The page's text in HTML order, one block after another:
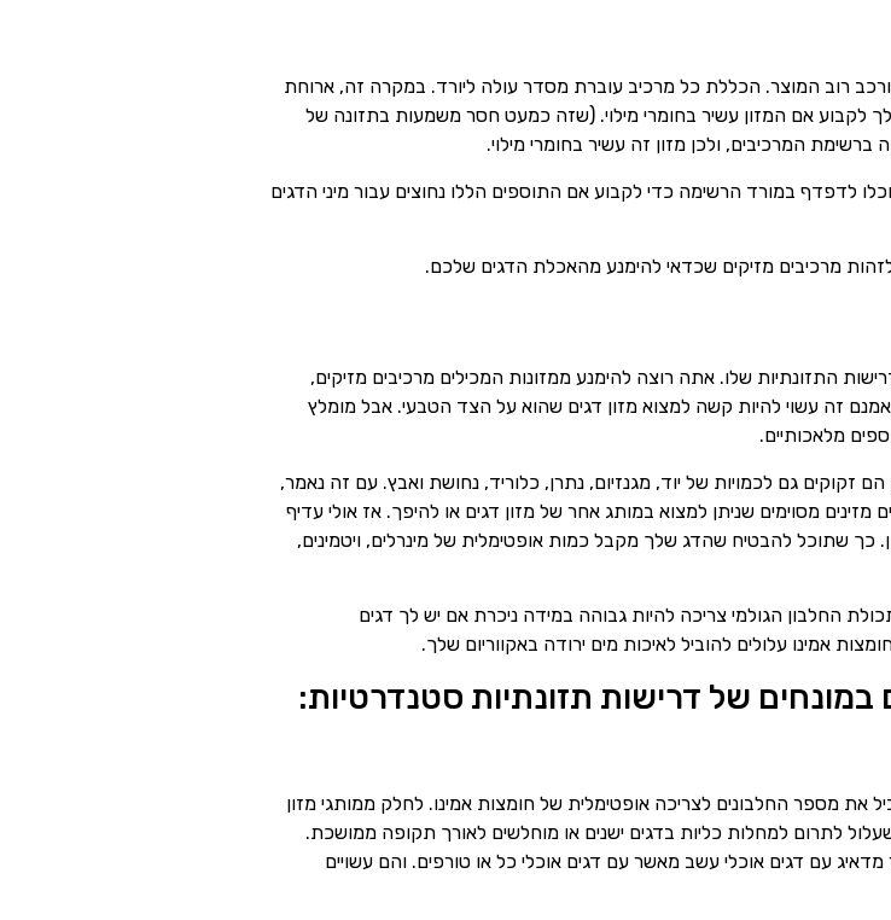
רוב המוצר. הכללת כל מרכיב עוברת מסדר עולה ליורד. במקרה זה, ארוחת
לקבוע אם המזון עשיר בחומרי מילוי. (שזה כמעט חסר משמעות בתזונה של
המרכיבים, ולכן מזון זה עשיר בחומרי מילוי.
לדפדף במורד הרשימה כדי לקבוע אם התוספים הללו נחוצים עבור מיני הדגים
מרכיבים מזיקים שכדאי להימנע מהאכלת הדגים שלכם.
התזונתיות שלו. אתה רוצה להימנע ממזונות המכילים מרכיבים מזיקים,
אמנם זה עשוי להיות קשה למצוא מזון דגים שהוא על הצד הטבעי. אבל מומלץ
מלאכותיים.
הם זקוקים גם לכמויות של יוד, מגנזיום, נתרן, כלוריד, נחושת ואבץ. עם זה נאמר,
מסוימים שניתן למצוא במותג אחר של מזון דגים או להיפך. אז אולי עדיף
כך שתוכל להבטיח שהדג שלך מקבל כמות אופטימלית של מינרלים, ויטמינים,
החלבון הגולמי צריכה להיות גבוהה במידה ניכרת אם יש לך דגים
אמינו עלולים להוביל לאיכות מים ירודה באקווריום שלך.
של דרישות תזונתיות סטנדרטיות:
את מספר החלבונים לצריכה אופטימלית של חומצות אמינו. לחלק ממותגי מזון
לתרום למחלות כליות בדגים ישנים או מוחלשים לאורך תקופה ממושכת.
עם דגים אוכלי עשב מאשר עם דגים אוכלי כל או טורפים. והם עשויים